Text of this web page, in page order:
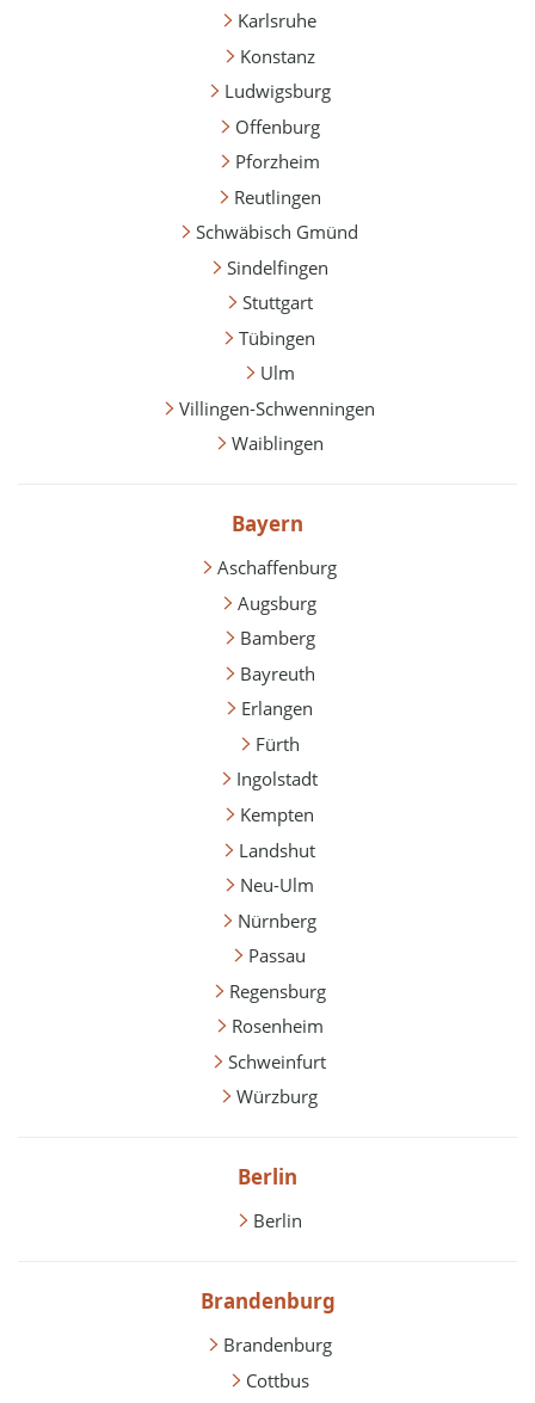
Karlsruhe
Konstanz
Ludwigsburg
Offenburg
Pforzheim
Reutlingen
Schwäbisch Gmünd
Sindelfingen
Stuttgart
Tübingen
Ulm
Villingen-Schwenningen
Waiblingen
Bayern
Aschaffenburg
Augsburg
Bamberg
Bayreuth
Erlangen
Fürth
Ingolstadt
Kempten
Landshut
Neu-Ulm
Nürnberg
Passau
Regensburg
Rosenheim
Schweinfurt
Würzburg
Berlin
Berlin
Brandenburg
Brandenburg
Cottbus